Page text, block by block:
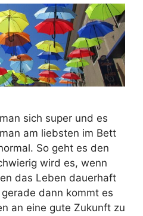
sich super und es
am liebsten im Bett
So geht es den
wird es, wenn
das Leben dauerhaft
dann kommt es
an eine gute Zukunft zu